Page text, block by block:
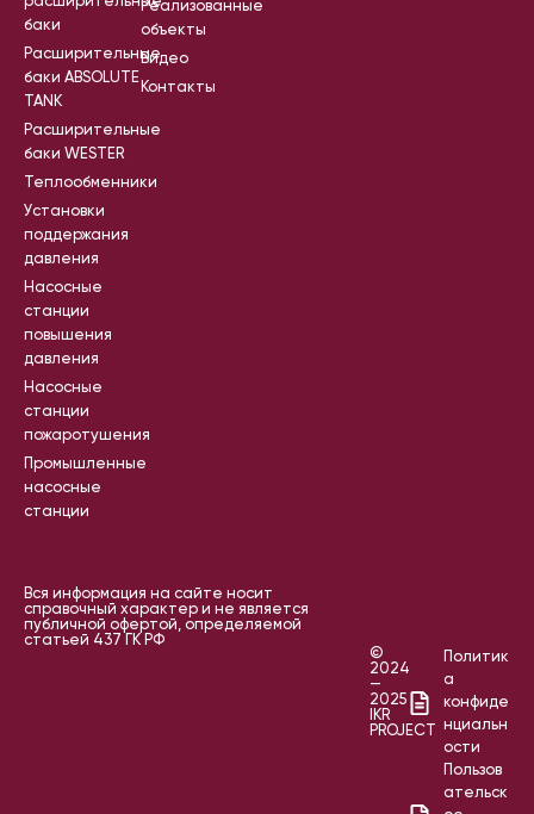
баки
Расширительные
баки ABSOLUTE
TANK
Расширительные
баки WESTER
Теплообменники
Установки
поддержания
давления
Насосные
станции
повышения
давления
Насосные
станции
пожаротушения
Промышленные
насосные
станции
Реализованные
объекты
Видео
Контакты
Вся информация на сайте носит
справочный характер и не является
публичной офертой, определяемой
статьей 437 ГК РФ
©
2024
—
2025
IKR
PROJECT
Политик
а
конфиде
нциальн
ости
Пользов
ательск